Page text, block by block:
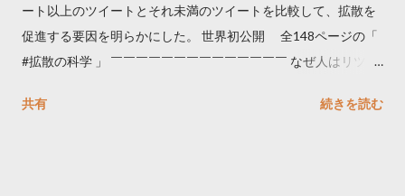
ート以上のツイートとそれ未満のツイートを比較して、拡散を
促進する要因を明らかにした。 世界初公開 全148ページの「
#拡散の科学 」 ￣￣￣￣￣￣￣￣￣￣￣￣￣￣ なぜ人はリツイ
学しました。 ー バズの目安は1300リツイート ー 人は16の熱量
共有 続きを読む